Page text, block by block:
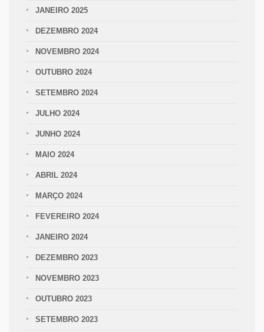
JANEIRO 2025
DEZEMBRO 2024
NOVEMBRO 2024
OUTUBRO 2024
SETEMBRO 2024
JULHO 2024
JUNHO 2024
MAIO 2024
ABRIL 2024
MARÇO 2024
FEVEREIRO 2024
JANEIRO 2024
DEZEMBRO 2023
NOVEMBRO 2023
OUTUBRO 2023
SETEMBRO 2023